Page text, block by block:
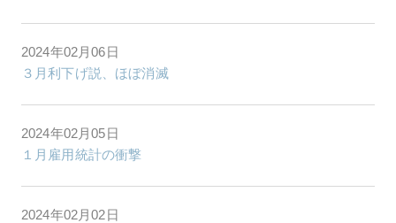
2024年02月06日
３月利下げ説、ほぼ消滅
2024年02月05日
１月雇用統計の衝撃
2024年02月02日